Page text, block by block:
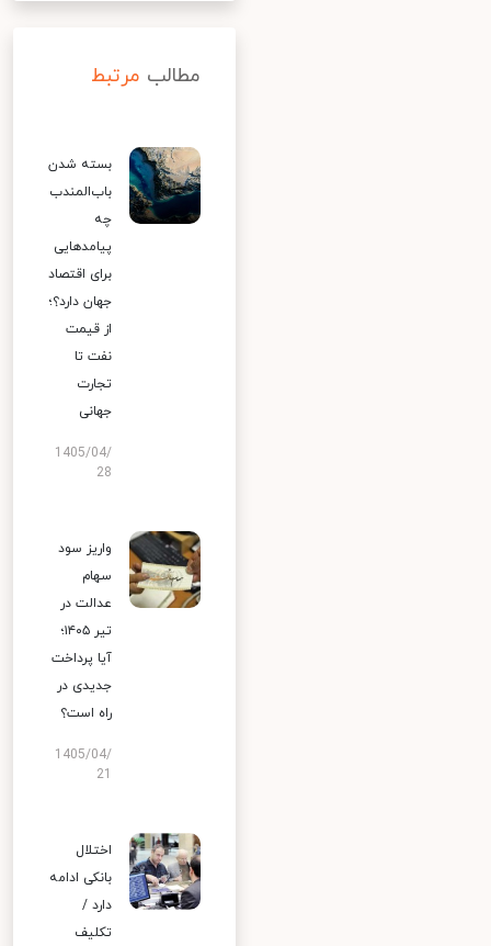
مطالب مرتبط
بسته شدن
باب‌المندب
چه
پیامدهایی
برای اقتصاد
جهان دارد؟؛
از قیمت
نفت تا
تجارت
جهانی
1405/04/
28
واریز سود
سهام
عدالت در
تیر ۱۴۰۵؛
آیا پرداخت
جدیدی در
راه است؟
1405/04/
اختلال
بانکی ادامه
دارد /
تکلیف